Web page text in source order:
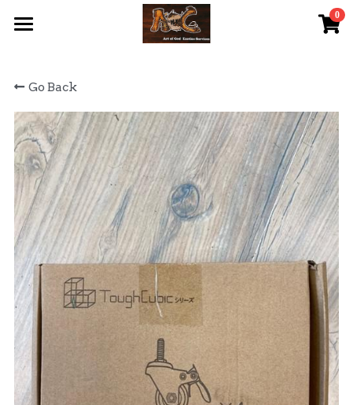
0
關於我們 About Us
服務內容 Our Services
最新資訊 Latest News
AOG Channel
網上商店 Shop Now
飼養陸龜小貼士 Tips
Facebook 專頁Facebook Page
Tough Cubic 爬蟲箱預訂
聯絡我們 Contact Us
Go Back
×
STORE CATEGORIES
All Categories